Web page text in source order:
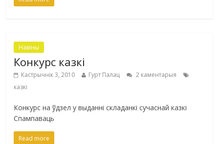
Навіны
Конкурс казкі
Кастрычнік 3, 2010 Гурт Палац
2 каментарыя
казкі
Конкурс на ўдзел у выданні складанкі сучаснай казкі
Спампаваць
Read more